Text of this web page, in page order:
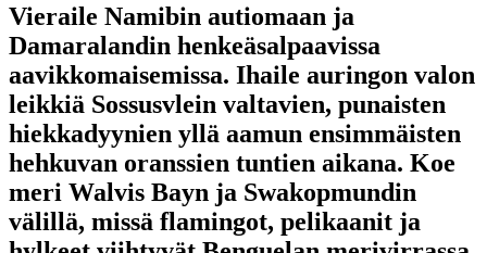
Vieraile Namibin autiomaan ja
Damaralandin henkeäsalpaavissa
aavikkomaisemissa. Ihaile auringon valon
leikkiä Sossusvlein valtavien, punaisten
hiekkadyynien yllä aamun ensimmäisten
hehkuvan oranssien tuntien aikana. Koe
meri Walvis Bayn ja Swakopmundin
välillä, missä flamingot, pelikaanit ja